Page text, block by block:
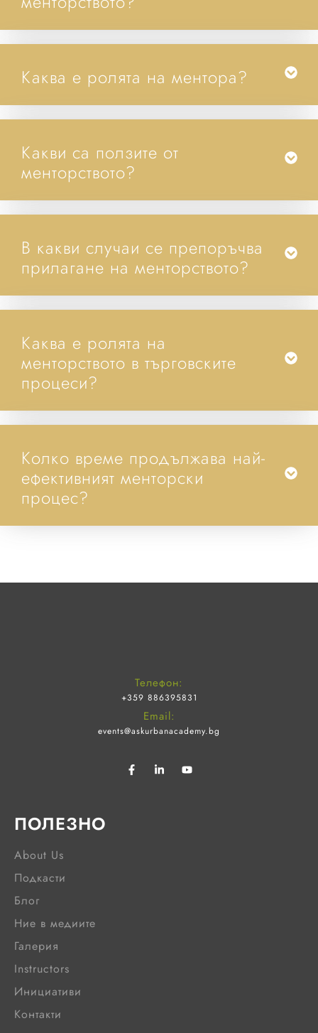
Каква е ролята на ментора?
Какви са ползите от
менторството?
В какви случаи се препоръчва
прилагане на менторството?
Каква е ролята на
менторството в търговските
процеси?
Колко време продължава най-
ефективният менторски
процес?
Email:
events@askurbanacademy.bg
Телефон:
+359 886395831
ПОЛЕЗНО
About Us
Подкасти
Блог
Ние в медиите
Галерия
Instructors
Инициативи
Контакти